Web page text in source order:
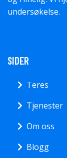
undersøkelse.
SIDER
Teres
Tjenester
Om oss
Blogg